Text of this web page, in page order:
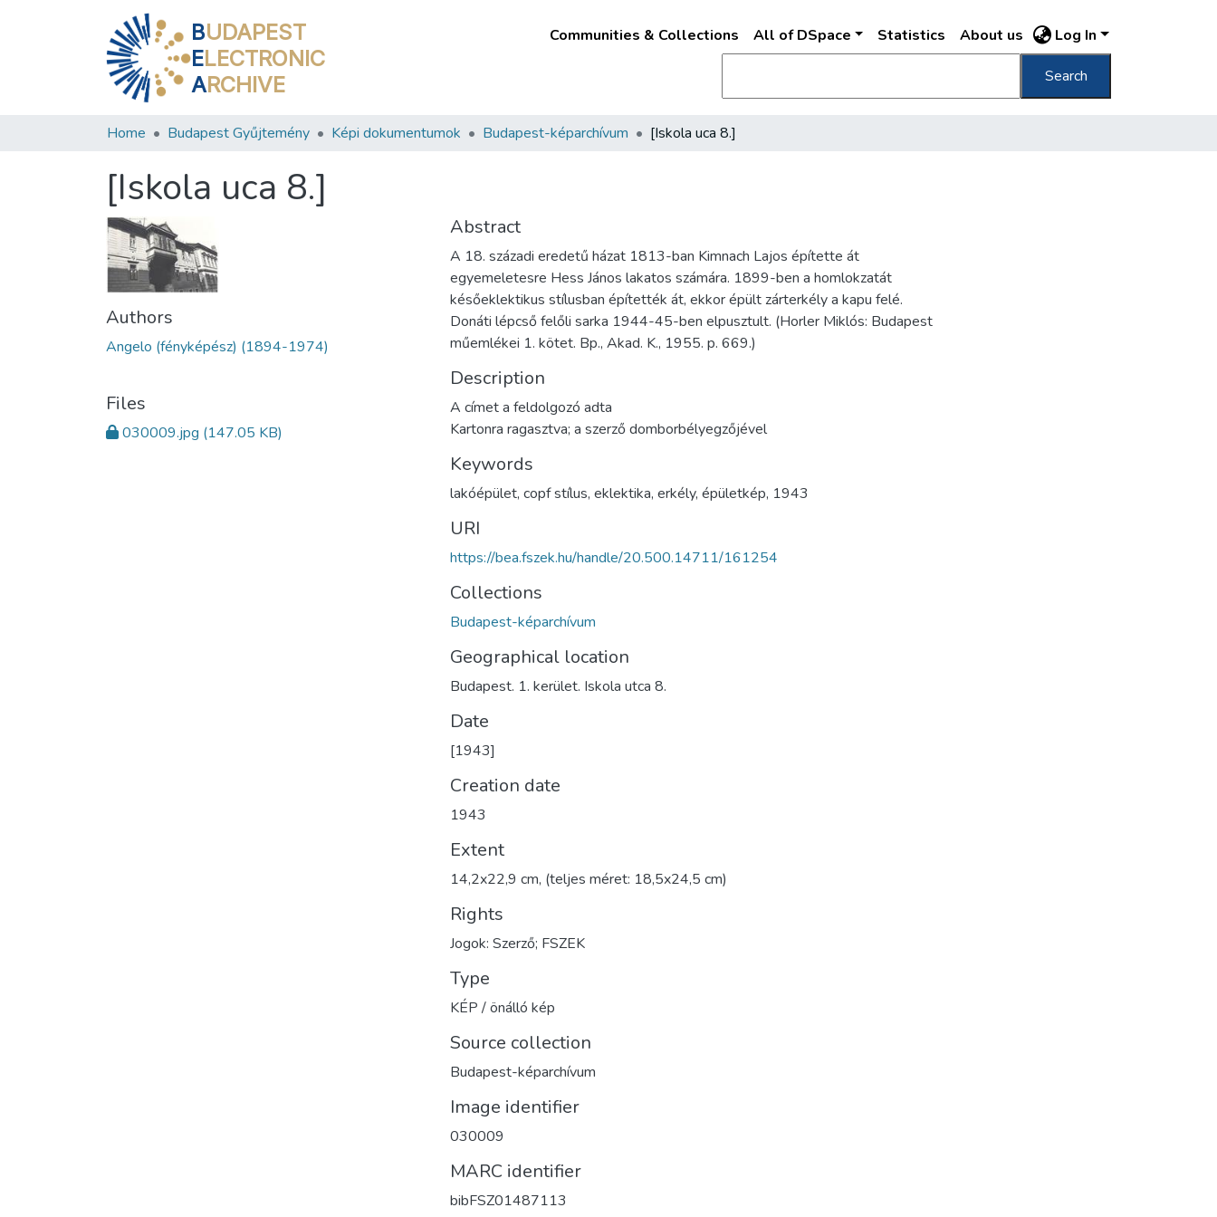
BUDAPEST
ELECTRONIC
ARCHIVE
Communities & Collections All of DSpace Statistics About us Log In
Search
Home Budapest Gyűjtemény Képi dokumentumok Budapest-képarchívum [Iskola uca 8.]
[Iskola uca 8.]
Authors
Angelo (fényképész) (1894-1974)
Files
030009.jpg (147.05 KB)
Abstract
A 18. századi eredetű házat 1813-ban Kimnach Lajos építette át
egyemeletesre Hess János lakatos számára. 1899-ben a homlokzatát
későeklektikus stílusban építették át, ekkor épült zárterkély a kapu felé.
Donáti lépcső felőli sarka 1944-45-ben elpusztult. (Horler Miklós: Budapest
műemlékei 1. kötet. Bp., Akad. K., 1955. p. 669.)
Description
A címet a feldolgozó adta
Kartonra ragasztva; a szerző domborbélyegzőjével
Keywords
lakóépület, copf stílus, eklektika, erkély, épületkép, 1943
URI
https://bea.fszek.hu/handle/20.500.14711/161254
Collections
Budapest-képarchívum
Geographical location
Budapest. 1. kerület. Iskola utca 8.
Date
[1943]
Creation date
1943
Extent
14,2x22,9 cm, (teljes méret: 18,5x24,5 cm)
Rights
Jogok: Szerző; FSZEK
Type
KÉP / önálló kép
Source collection
Budapest-képarchívum
Image identifier
030009
MARC identifier
bibFSZ01487113